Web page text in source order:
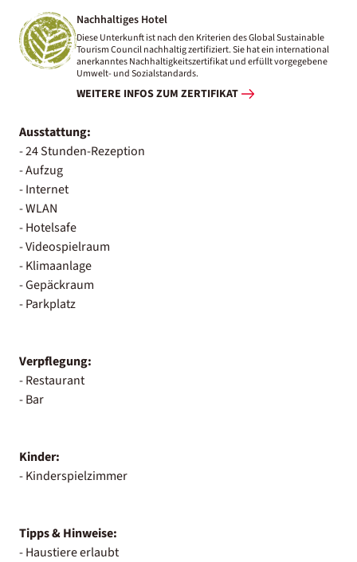
Nachhaltiges Hotel
Diese Unterkunft ist nach den Kriterien des Global Sustainable
Tourism Council nachhaltig zertifiziert. Sie hat ein international
anerkanntes Nachhaltigkeitszertifikat und erfüllt vorgegebene
Umwelt- und Sozialstandards.
WEITERE INFOS ZUM ZERTIFIKAT
Ausstattung:
- 24 Stunden-Rezeption
- Aufzug
- Internet
- WLAN
- Hotelsafe
- Videospielraum
- Klimaanlage
- Gepäckraum
- Parkplatz
Verpflegung:
- Restaurant
- Bar
Kinder:
- Kinderspielzimmer
Tipps & Hinweise:
- Haustiere erlaubt